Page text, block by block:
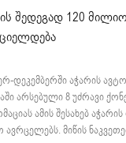
შედეგად 120
დეკემბერში აჭარის
არსებული 8 უძრავი
ამის შესახებ
მიწის